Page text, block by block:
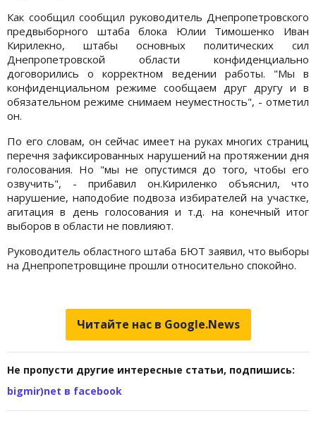
Как сообщил сообщил руководитель Днепропетровского
предвыборного штаба блока Юлии Тимошенко Иван
Кирилекно, штабы основных политических сил
Днепропетровской области конфиденциально
договорились о корректном ведении работы. "Мы в
конфиденциальном режиме сообщаем друг другу и в
обязательном режиме снимаем неуместность", - отметил
он.
По его словам, он сейчас имеет на руках многих страниц
перечня зафиксированных нарушений на протяжении дня
голосования. Но "мы не опустимся до того, чтобы его
озвучить", - прибавил он.Кириленко объяснил, что
нарушение, наподобие подвоза избирателей на участке,
агитация в день голосования и т.д. на конечный итог
выборов в области не повлияют.
Руководитель областного штаба БЮТ заявил, что выборы
на Днепропетровщине прошли относительно спокойно.
Читайте нас в Google.News
Не пропусти другие интересные статьи, подпишись:
bigmir)net в facebook